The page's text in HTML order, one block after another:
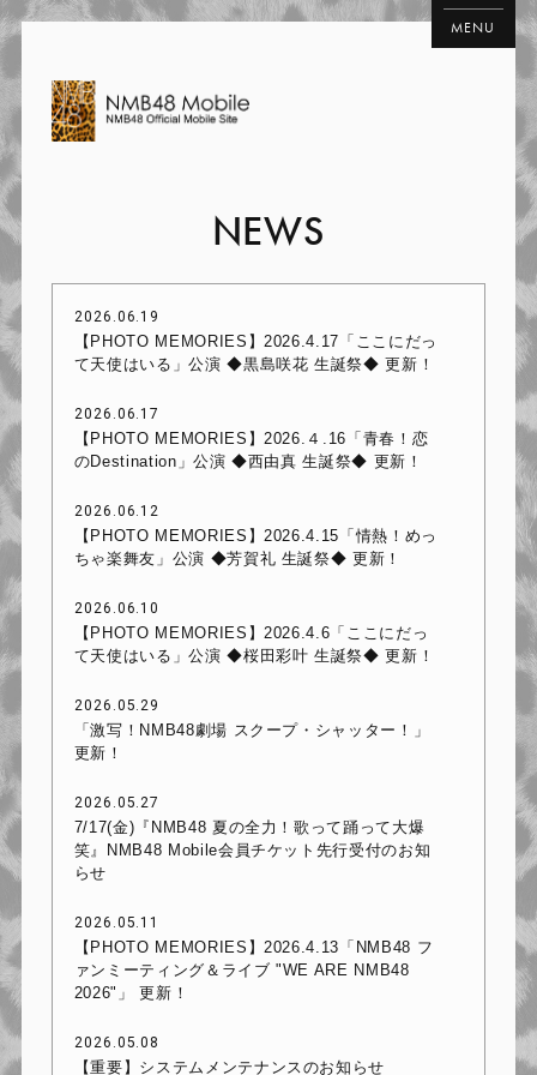
MENU
NEWS
2026.06.19
【PHOTO MEMORIES】2026.4.17「ここにだっ
て天使はいる」公演 ◆黒島咲花 生誕祭◆ 更新！
2026.06.17
【PHOTO MEMORIES】2026.４.16「青春！恋
のDestination」公演 ◆西由真 生誕祭◆ 更新！
2026.06.12
【PHOTO MEMORIES】2026.4.15「情熱！めっ
ちゃ楽舞友」公演 ◆芳賀礼 生誕祭◆ 更新！
2026.06.10
【PHOTO MEMORIES】2026.4.6「ここにだっ
て天使はいる」公演 ◆桜田彩叶 生誕祭◆ 更新！
2026.05.29
「激写！NMB48劇場 スクープ・シャッター！」
更新！
2026.05.27
7/17(金)『NMB48 夏の全力！歌って踊って大爆
笑』NMB48 Mobile会員チケット先行受付のお知
らせ
2026.05.11
【PHOTO MEMORIES】2026.4.13「NMB48 フ
ァンミーティング＆ライブ "WE ARE NMB48
2026"」 更新！
2026.05.08
【重要】システムメンテナンスのお知らせ